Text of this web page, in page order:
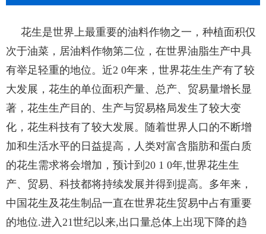
花生是世界上最重要的油料作物之一，种植面积仅
次于油菜，居油料作物第二位，在世界油脂生产中具
有举足轻重的地位。近2 0年来，世界花生生产有了较
大发展，花生的单位面积产量、总产、贸易量增长显
著，花生生产目的、生产与贸易格局发生了较大变
化，花生科技有了较大发展。随着世界人口的不断增
加和生活水平的日益提高，人类对富含脂肪和蛋白质
的花生需求将会增加，预计到20 1 0年,世界花生生
产、贸易、科技都将持续发展并得到提高。多年来，
中国花生及花生制品一直在世界花生贸易中占有重要
的地位.进 入21世纪以来,出口量总体上出现下降的趋